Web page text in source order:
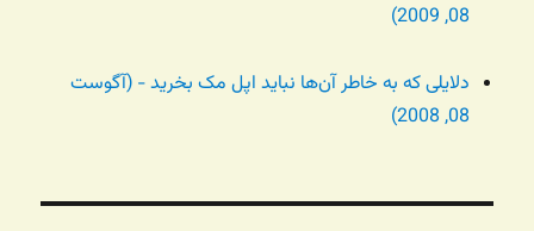
08, 2009)
دلایلی که به خاطر آن‌ها نباید اپل مک بخرید - (آگوست
08, 2008)